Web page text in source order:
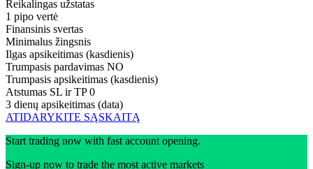
Reikalingas užstatas
1 pipo vertė
Finansinis svertas
Minimalus žingsnis
Ilgas apsikeitimas (kasdienis)
Trumpasis pardavimas NO
Trumpasis apsikeitimas (kasdienis)
Atstumas SL ir TP 0
3 dienų apsikeitimas (data)
ATIDARYKITE SĄSKAITĄ
Start trading now with fast account opening.
Sign-up now to trade the most active markets